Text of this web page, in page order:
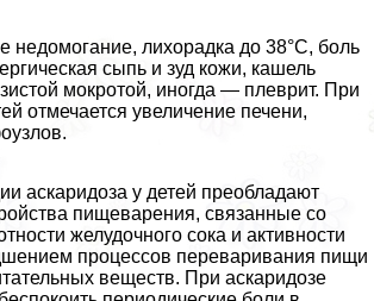
недомогание, лихорадка до 38°C, боль
сыпь и зуд кожи, кашель
мокротой, иногда — плеврит. При
отмечается увеличение печени,
аскаридоза у детей преобладают
пищеварения, связанные со
желудочного сока и активности
процессов переваривания пищи
веществ. При аскаридозе